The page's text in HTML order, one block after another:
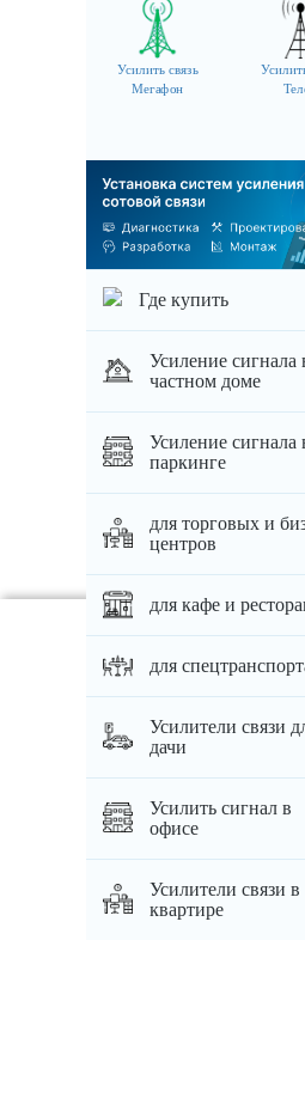
Усилить связь
Мегафон
Где купить
Усиление сигнала
частном доме
Усиление сигнала
паркинге
для торговых и
центров
для кафе и
для
Усилители связи
дачи
Усилить сигнал в
офисе
Усилители связи в
квартире
НУЖНА